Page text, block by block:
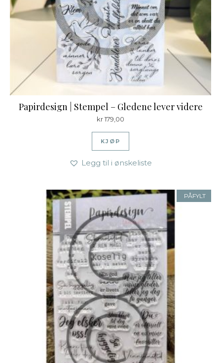
Papirdesign | Stempel – Gledene lever videre
kr179,00
KJØP
Legg til i ønskeliste
PÅFYLT